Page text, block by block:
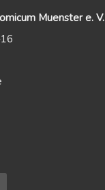
Muenster e. V.